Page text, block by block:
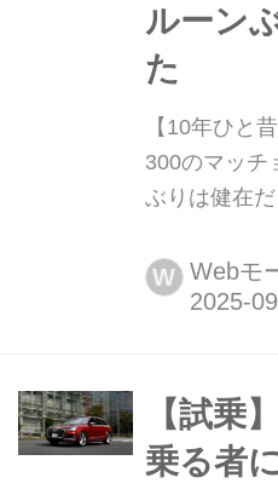
ルーン
た
【10年ひと
300のマッチ
ぶりは健在
環境や安全
いた。そん
W Webモ
【試乗
乗る者